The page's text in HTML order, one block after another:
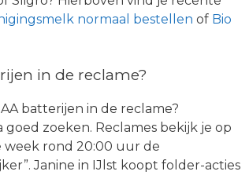
normaal bestellen of Bio
in de reclame?
batterijen in de reclame?
zoeken. Reclames bekijk je op
week rond 20:00 uur de
Janine in IJlst koopt folder-acties